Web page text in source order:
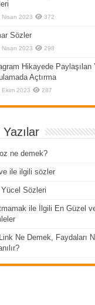
Nisan 2023 372
Sözler
Nisan 2023 298
Hikayede Paylaşılan
Açtırma
Ekim 2023 287
ne demek?
ile ilgili sözler
Sözleri
ile İlgili En Güzel
Ne Demek, Faydaları